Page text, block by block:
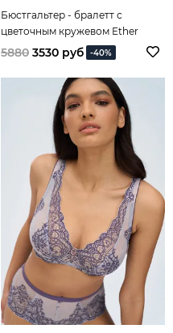
Бюстгальтер - бралетт с
цветочным кружевом Ether
5880 3530 руб -40%